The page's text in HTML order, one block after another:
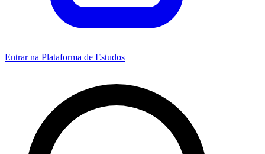
Entrar na Plataforma de Estudos